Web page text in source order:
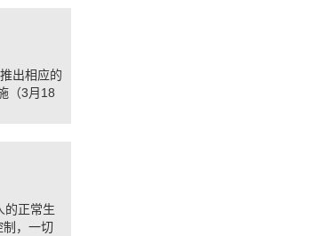
出相应的
（3月18
的正常生
制，一切